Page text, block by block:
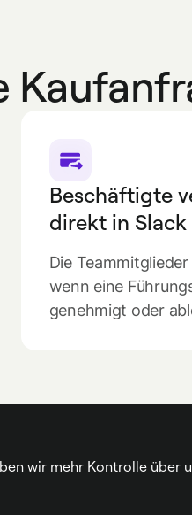
Beschäftigte
direkt in Slack
Die
wenn eine
genehmigt oder
wir mehr Kontrolle über